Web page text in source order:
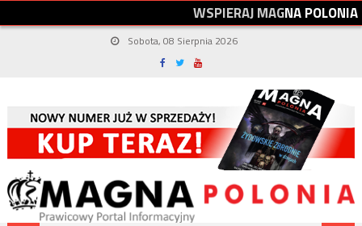
WSPIERAJMAGNAPOLONIA
Sobota, 08 Sierpnia 2026